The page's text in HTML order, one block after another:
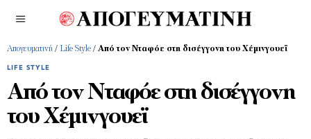
Απογευματινή / Life Style / Από τον Νταφόε στη δισέγγονη του Χέμινγουεϊ
LIFE STYLE
Από τον Νταφόε στη δισέγγονη
του Χέμινγουεϊ